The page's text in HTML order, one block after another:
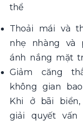
thể
Thoải mái và
nhẹ nhàng và
ánh nắng mặt
Giảm căng
không gian
Khi ở bãi
giải quyết vấn